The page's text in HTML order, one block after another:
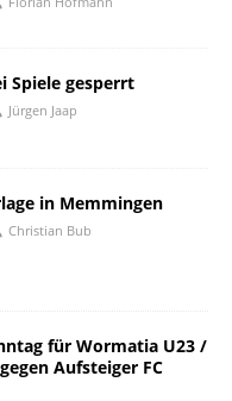
Spiele gesperrt
Jürgen Jaap
in Memmingen
Christian Bub
für Wormatia U23 /
Aufsteiger FC